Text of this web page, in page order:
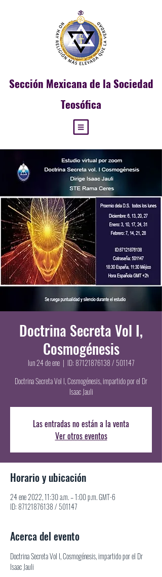
Sección Mexicana de la Sociedad
Teosófica
Doctrina Secreta Vol I,
Cosmogénesis
lun 24 de ene
  |
ID: 87121876138 / 501147
Doctrina Secreta Vol I, Cosmogénesis, impartido por el Dr
Isaac Jauli
Las entradas no están a la venta
Ver otros eventos
Horario y ubicación
24 ene 2022, 11:30 a.m. – 1:00 p.m. GMT-6
ID: 87121876138 / 501147
Acerca del evento
Doctrina Secreta Vol I, Cosmogénesis, impartido por el Dr
Isaac Jauli